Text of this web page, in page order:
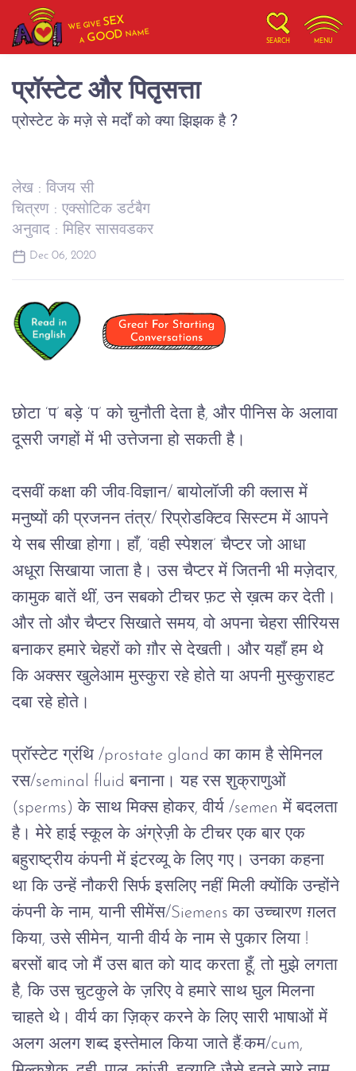
WE GIVESEX
AGOOD NAME
SEARCH MENU
प्रॉस्टेट और पितृसत्ता
प्रोस्टेट के मज़े से मर्दों को क्या झिझक है ?
लेख : विजय सी
चित्रण : एक्सोटिक डर्टबैग
अनुवाद : मिहिर सासवडकर
Dec 06, 2020
छोटा ‘प’ बड़े ‘प’ को चुनौती देता है, और पीनिस के अलावा
दूसरी जगहों में भी उत्तेजना हो सकती है।
दसवीं कक्षा की जीव-विज्ञान/ बायोलॉजी की क्लास में
मनुष्यों की प्रजनन तंत्र/ रिप्रोडक्टिव सिस्टम में आपने
ये सब सीखा होगा । हाँ, ‘वही स्पेशल’ चैप्टर जो आधा
अधूरा सिखाया जाता है। उस चैप्टर में जितनी भी मज़ेदार,
कामुक बातें थीं, उन सबको टीचर फ़ट से ख़त्म कर देती।
और तो और चैप्टर सिखाते समय, वो अपना चेहरा सीरियस
बनाकर हमारे चेहरों को ग़ौर से देखती। और यहाँ हम थे
कि अक्सर खुलेआम मुस्कुरा रहे होते या अपनी मुस्कुराहट
दबा रहे होते।
प्रॉस्टेट ग्रंथि /prostate gland का काम है सेमिनल
रस/seminal fluid बनाना। यह रस शुक्राणुओं
(sperms) के साथ मिक्स होकर, वीर्य /semen में बदलता
है। मेरे हाई स्कूल के अंग्रेज़ी के टीचर एक बार एक
बहुराष्ट्रीय कंपनी में इंटरव्यू के लिए गए। उनका कहना
था कि उन्हें नौकरी सिर्फ इसलिए नहीं मिली क्योंकि उन्होंने
कंपनी के नाम, यानी सीमेंस/Siemens का उच्चारण ग़लत
किया, उसे सीमेन, यानी वीर्य के नाम से पुकार लिया !
बरसों बाद जो मैं उस बात को याद करता हूँ, तो मुझे लगता
है, कि उस चुटकुले के ज़रिए वे हमारे साथ घुल मिलना
चाहते थे। वीर्य का ज़िक्र करने के लिए सारी भाषाओं में
अलग अलग शब्द इस्तेमाल किया जाते हैं:कम/cum,